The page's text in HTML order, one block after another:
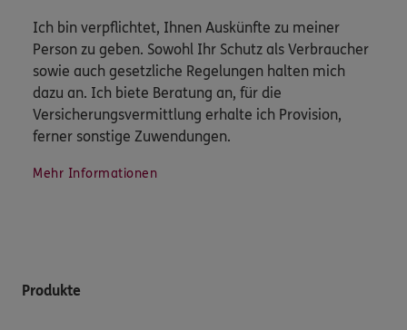
Ich bin verpflichtet, Ihnen Auskünfte zu meiner
Person zu geben. Sowohl Ihr Schutz als Verbraucher
sowie auch gesetzliche Regelungen halten mich
dazu an. Ich biete Beratung an, für die
Versicherungsvermittlung erhalte ich Provision,
ferner sonstige Zuwendungen.
Mehr Informationen
Produkte